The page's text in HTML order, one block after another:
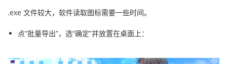
.exe 文件较大，软件读取图标需要一些时间。
点“批量导出”，选“确定”并放置在桌面上：